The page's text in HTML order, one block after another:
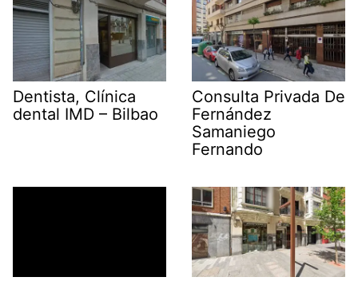
Dentista, Clínica
dental IMD – Bilbao
Consulta Privada De
Fernández
Samaniego
Fernando